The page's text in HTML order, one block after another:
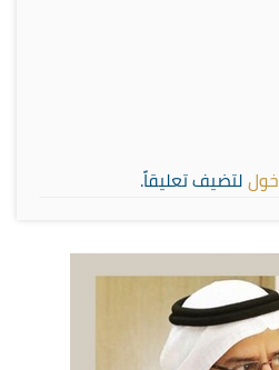
لتضيف تعليقاً.